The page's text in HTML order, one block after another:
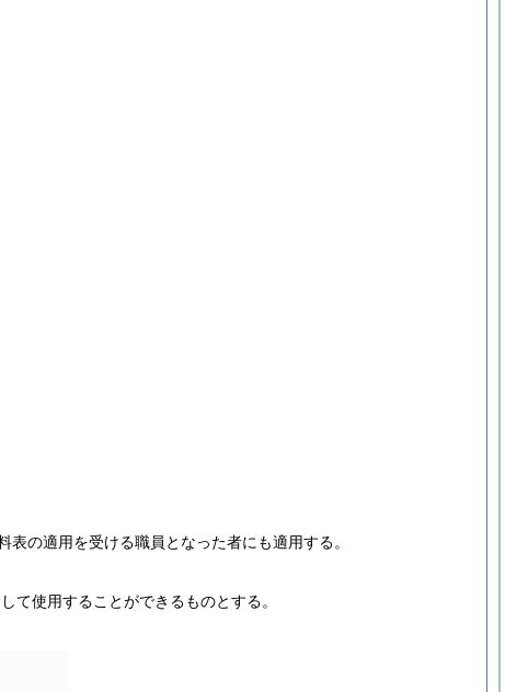
の適用を受ける職員となった者にも適用する。
て使用することができるものとする。